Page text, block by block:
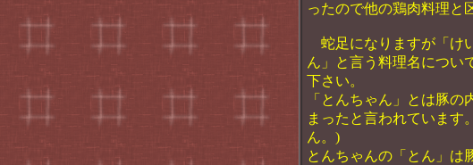
ったので他の鶏肉料理と
蛇足になりますが「け
ん」と言う料理名につい
下さい。
「とんちゃん」とは豚
まったと言われています
ん。)
とんちゃんの「とん」は